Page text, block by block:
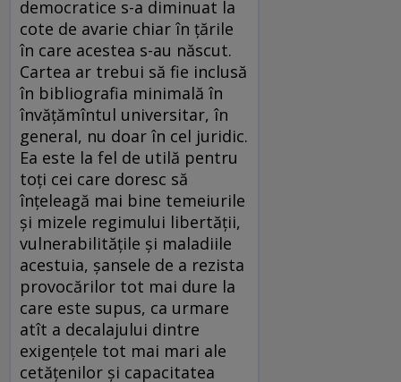
democratice s-a diminuat la
cote de avarie chiar în țările
în care acestea s-au născut.
Cartea ar trebui să fie inclusă
în bibliografia minimală în
învățămîntul universitar, în
general, nu doar în cel juridic.
Ea este la fel de utilă pentru
toți cei care doresc să
înțeleagă mai bine temeiurile
și mizele regimului libertății,
vulnerabilitățile și maladiile
acestuia, șansele de a rezista
provocărilor tot mai dure la
care este supus, ca urmare
atît a decalajului dintre
exigențele tot mai mari ale
cetățenilor și capacitatea